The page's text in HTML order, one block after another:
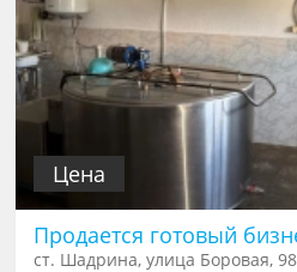
Цена
Продается готовый
ст. Шадрина, улица Боровая, 98